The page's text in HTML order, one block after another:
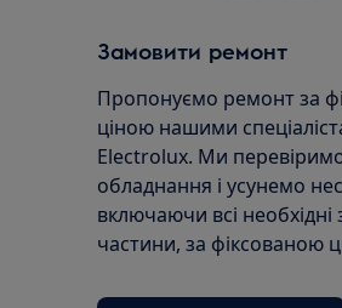
Замовити ремонт
Пропонуємо ремонт за
ціною нашими
Electrolux. Ми
обладнання і усунемо
включаючи всі необхідні
частини, за фіксованою